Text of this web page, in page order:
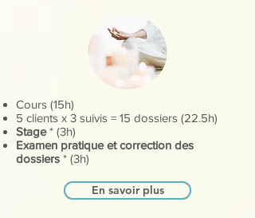
Cours (15h)
5 clients x 3 suivis = 15 dossiers (22.5h)
Stage* (3h)
Examen pratique et correction des
dossiers * (3h)
En savoir plus